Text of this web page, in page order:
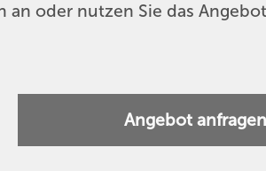
an oder nutzen Sie das
Angebot anfragen